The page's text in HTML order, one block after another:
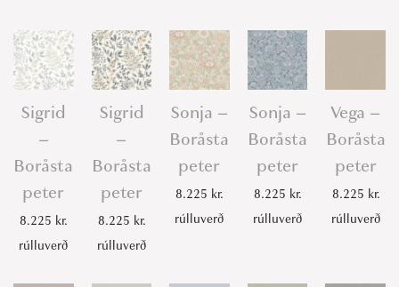
Sigrid
–
Boråsta
peter
8.225 kr.
rúlluverð
Sigrid
–
Boråsta
peter
8.225 kr.
rúlluverð
Sonja –
Boråsta
peter
8.225 kr.
rúlluverð
Sonja –
Boråsta
peter
8.225 kr.
rúlluverð
Vega –
Boråsta
peter
8.225 kr.
rúlluverð